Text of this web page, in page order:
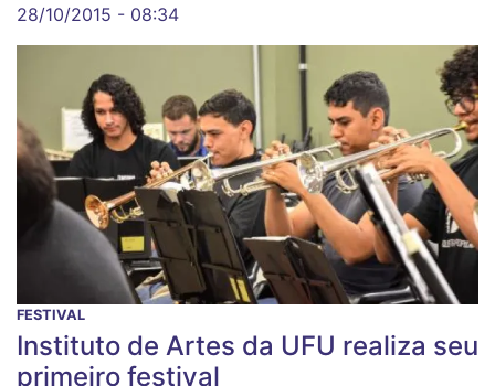
28/10/2015 - 08:34
FESTIVAL
Instituto de Artes da UFU realiza seu
primeiro festival